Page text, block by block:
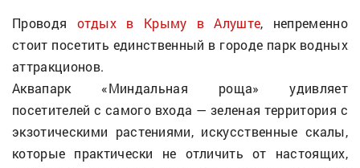
Проводя отдых в Крыму в Алуште, непременно
стоит посетить единственный в городе парк водных
аттракционов.
Аквапарк «Миндальная роща» удивляет
посетителей с самого входа — зеленая территория с
экзотическими растениями, искусственные скалы,
которые практически не отличить от настоящих,